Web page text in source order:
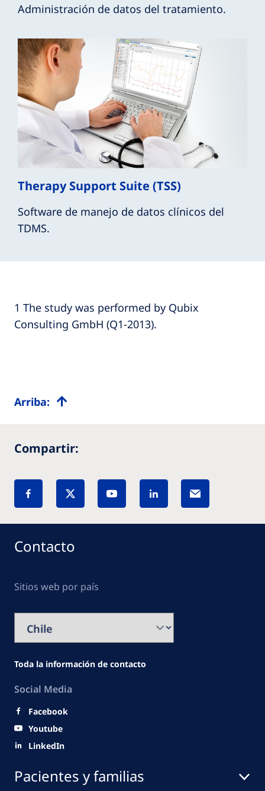
Administración de datos del tratamiento.
Therapy Support Suite (TSS)
Software de manejo de datos clínicos del
TDMS.
1 The study was performed by Qubix
Consulting GmbH (Q1-2013).
Arriba:
Compartir:
Pacientes y familias
Contacto
Sitios web por país
Toda la información de contacto
Social Media
Facebook
Youtube
LinkedIn